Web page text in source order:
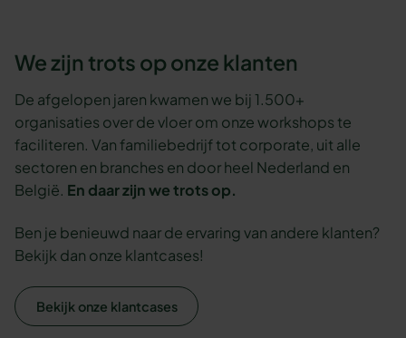
We zijn trots op onze klanten
De afgelopen jaren kwamen we bij 1.500+
organisaties over de vloer om onze workshops te
faciliteren. Van familiebedrijf tot corporate, uit alle
sectoren en branches en door heel Nederland en
België. En daar zijn we trots op.
Ben je benieuwd naar de ervaring van andere klanten?
Bekijk dan onze klantcases!
Bekijk onze klantcases